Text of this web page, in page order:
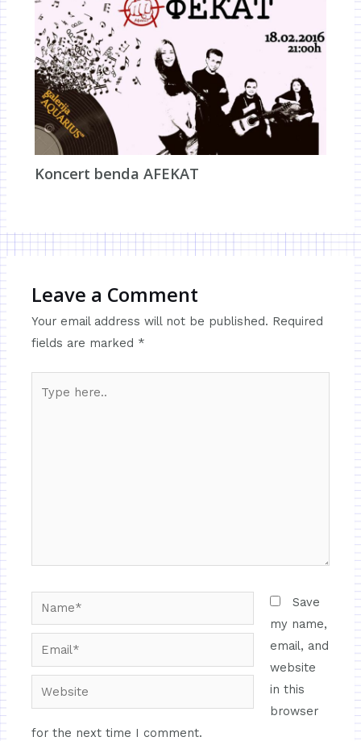
Koncert benda AFEKAT
Leave a Comment
Your email address will not be published. Required
fields are marked *
Save
my name,
email, and
website
in this
browser
for the next time I comment.